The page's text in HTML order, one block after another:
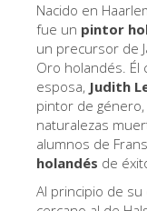
Nacido en
fue un pintor
un precursor de
Oro holandés.
esposa, Judith
pintor de
naturalezas
alumnos de
holandés de
Al principio de